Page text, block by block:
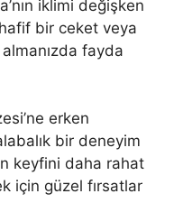
iklimi değişken
bir ceket veya
fayda
erken
bir deneyim
keyfini daha rahat
için güzel fırsatlar